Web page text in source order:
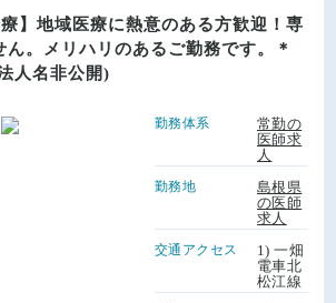
療】地域医療に熱意のある方歓迎！専
ん。メリハリのあるご勤務です。＊
人名非公開)
勤務体系
常勤の
医師求
人
勤務地
島根県
の医師
求人
交通アクセス
1) 一畑
電車北
松江線